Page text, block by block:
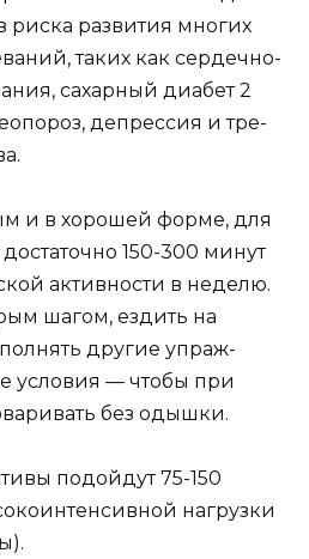
риска развития мно­гих
таких как сердеч­но-
сахарный диабет 2
депрессия и тре­
и в хорошей форме, для
150-300 ми­нут
активности в не­делю.
шагом, ездить на
другие упраж­
условия — чтобы при
без одышки.
подойдут 75-150
нагрузки